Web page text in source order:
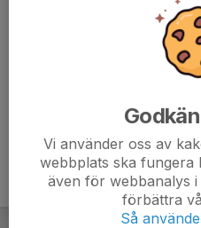
Vi använder oss av
webbplats ska fungera
även för webbanalys
förbättra
Så